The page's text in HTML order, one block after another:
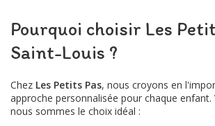
Pourquoi choisir Les
Saint-Louis ?
Chez Les Petits Pas, nous croyons en
approche personnalisée pour chaque enfant.
nous sommes le choix idéal :